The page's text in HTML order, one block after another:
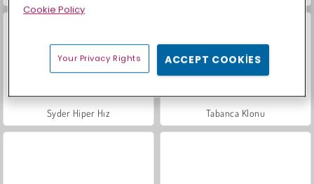
Syder Hiper Hız Tabanca Klonu
Cookie Policy
Your Privacy Rights ACCEPT COOKIES